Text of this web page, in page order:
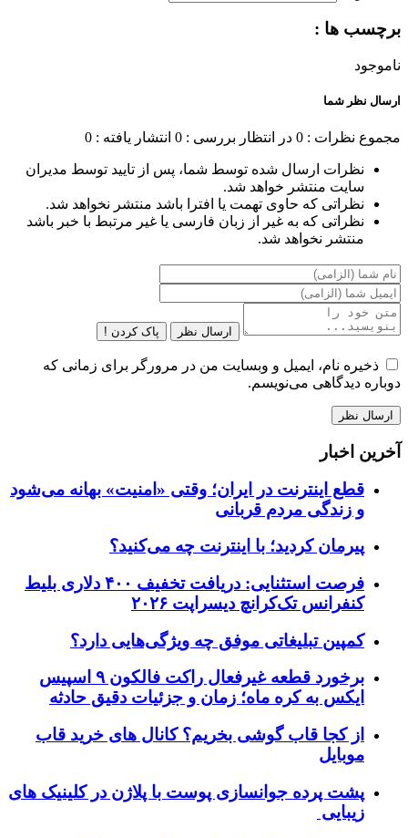
برچسب ها :
ناموجود
ارسال نظر شما
مجموع نظرات : 0 در انتظار بررسی : 0 انتشار یافته : 0
نظرات ارسال شده توسط شما، پس از تایید توسط مدیران
سایت منتشر خواهد شد.
نظراتی که حاوی تهمت یا افترا باشد منتشر نخواهد شد.
نظراتی که به غیر از زبان فارسی یا غیر مرتبط با خبر باشد
منتشر نخواهد شد.
ارسال نظر پاک کردن !
ذخیره نام، ایمیل و وبسایت من در مرورگر برای زمانی که
دوباره دیدگاهی می‌نویسم.
آخرین اخبار
قطع اینترنت در ایران؛ وقتی «امنیت» بهانه می‌شود
و زندگی مردم قربانی
پیرمان کردید؛ با اینترنت چه می‌کنید؟
فرصت استثنایی: دریافت تخفیف ۴۰۰ دلاری بلیط
کنفرانس تک‌کرانچ دیسراپت ۲۰۲۶
کمپین تبلیغاتی موفق چه ویژگی‌هایی دارد؟
برخورد قطعه غیرفعال راکت فالکون ۹ اسپیس
ایکس به کره ماه؛ زمان و جزئیات دقیق حادثه
از کجا قاب گوشی بخریم؟ کانال های خرید قاب
موبایل
پشت پرده جوانسازی پوست با پلاژن در کلینیک های
زیبایی